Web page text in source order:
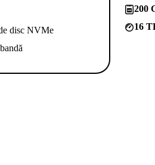
disc NVMe
200
16